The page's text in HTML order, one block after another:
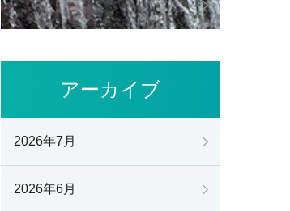
アーカイブ
2026年7月
2026年6月